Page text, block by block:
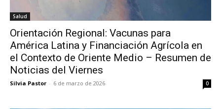
Salud
Orientación Regional: Vacunas para
América Latina y Financiación Agrícola en
el Contexto de Oriente Medio – Resumen de
Noticias del Viernes
Silvia Pastor - 6 de marzo de 2026 0